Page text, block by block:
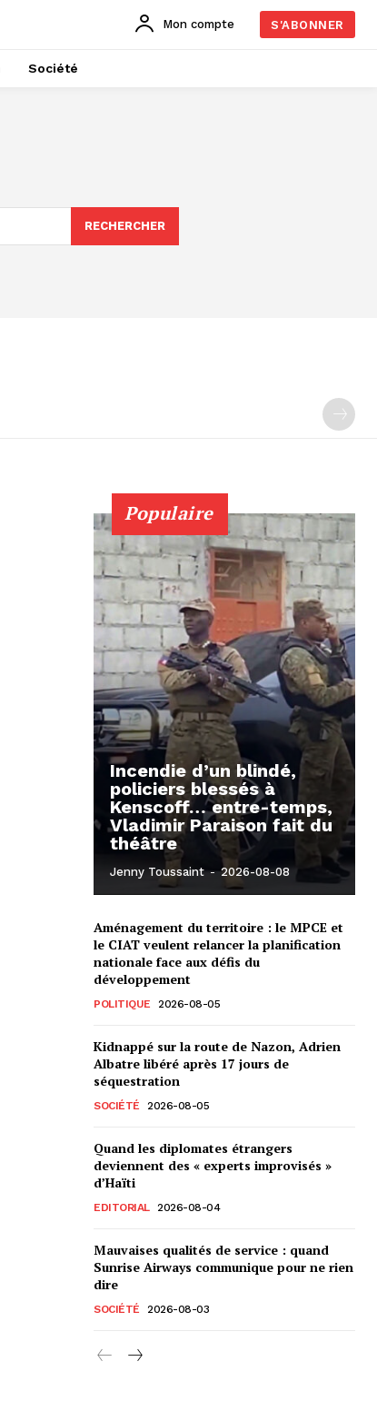
Mon compte S'ABONNER
Société
RECHERCHER
Populaire
Incendie d’un blindé,
policiers blessés à
Kenscoff… entre-temps,
Vladimir Paraison fait du
théâtre
Jenny Toussaint - 2026-08-08
Aménagement du territoire : le MPCE et
le CIAT veulent relancer la planification
nationale face aux défis du
développement
POLITIQUE 2026-08-05
Kidnappé sur la route de Nazon, Adrien
Albatre libéré après 17 jours de
séquestration
SOCIÉTÉ 2026-08-05
Quand les diplomates étrangers
deviennent des « experts improvisés »
d’Haïti
EDITORIAL 2026-08-04
Mauvaises qualités de service : quand
Sunrise Airways communique pour ne rien
dire
SOCIÉTÉ 2026-08-03